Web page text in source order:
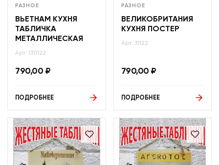
РАЗНОЕ
ВЬЕТНАМ КУХНЯ
ТАБЛИЧКА
МЕТАЛЛИЧЕСКАЯ
Арт: 1311122
790,00 ₽
ПОДРОБНЕЕ
РАЗНОЕ
ВЕЛИКОБРИТАНИЯ
КУХНЯ ПОСТЕР
Арт: 31122
790,00 ₽
ПОДРОБНЕЕ